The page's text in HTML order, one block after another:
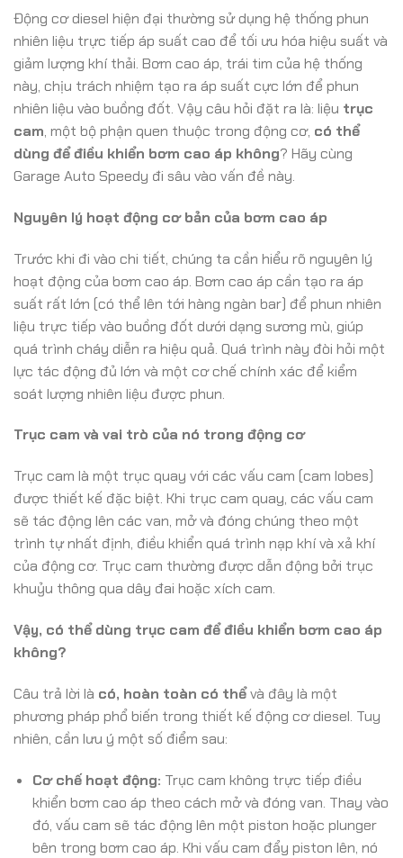
Động cơ diesel hiện đại thường sử dụng hệ thống phun
nhiên liệu trực tiếp áp suất cao để tối ưu hóa hiệu suất và
giảm lượng khí thải. Bơm cao áp, trái tim của hệ thống
này, chịu trách nhiệm tạo ra áp suất cực lớn để phun
nhiên liệu vào buồng đốt. Vậy câu hỏi đặt ra là: liệu trục
cam, một bộ phận quen thuộc trong động cơ, có thể
dùng để điều khiển bơm cao áp không? Hãy cùng
Garage Auto Speedy đi sâu vào vấn đề này.
Nguyên lý hoạt động cơ bản của bơm cao áp
Trước khi đi vào chi tiết, chúng ta cần hiểu rõ nguyên lý
hoạt động của bơm cao áp. Bơm cao áp cần tạo ra áp
suất rất lớn (có thể lên tới hàng ngàn bar) để phun nhiên
liệu trực tiếp vào buồng đốt dưới dạng sương mù, giúp
quá trình cháy diễn ra hiệu quả. Quá trình này đòi hỏi một
lực tác động đủ lớn và một cơ chế chính xác để kiểm
soát lượng nhiên liệu được phun.
Trục cam và vai trò của nó trong động cơ
Trục cam là một trục quay với các vấu cam (cam lobes)
được thiết kế đặc biệt. Khi trục cam quay, các vấu cam
sẽ tác động lên các van, mở và đóng chúng theo một
trình tự nhất định, điều khiển quá trình nạp khí và xả khí
của động cơ. Trục cam thường được dẫn động bởi trục
khuỷu thông qua dây đai hoặc xích cam.
Vậy, có thể dùng trục cam để điều khiển bơm cao áp
không?
Câu trả lời là có, hoàn toàn có thểvà đây là một
phương pháp phổ biến trong thiết kế động cơ diesel. Tuy
nhiên, cần lưu ý một số điểm sau:
Cơ chế hoạt động: Trục cam không trực tiếp điều
khiển bơm cao áp theo cách mở và đóng van. Thay vào
đó, vấu cam sẽ tác động lên một piston hoặc plunger
bên trong bơm cao áp. Khi vấu cam đẩy piston lên, nó